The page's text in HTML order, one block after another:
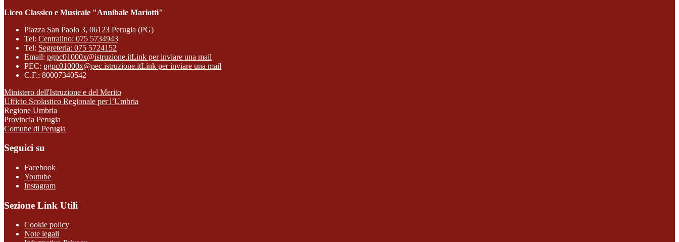
Liceo Classico e Musicale "Annibale Mariotti"
Piazza San Paolo 3, 06123 Perugia (PG)
Tel: Centralino: 075 5734943
Tel: Segreteria: 075 5724152
Email: pgpc01000x@istruzione.itLink per inviare una mail
PEC: pgpc01000x@pec.istruzione.itLink per inviare una mail
C.F.: 80007340542
Ministero dell'Istruzione e del Merito
Ufficio Scolastico Regionale per l’Umbria
Regione Umbria
Provincia Perugia
Comune di Perugia
Seguici su
Facebook
Youtube
Instagram
Sezione Link Utili
Cookie policy
Note legali